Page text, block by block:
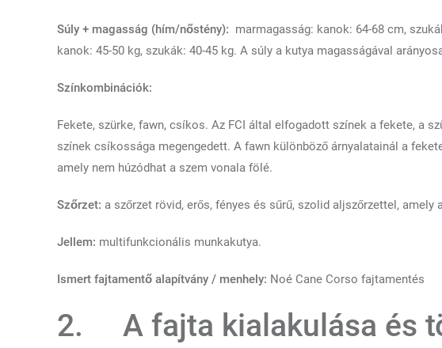
Súly + magasság (hím/nőstény): marmagasság: kanok: 64-68 cm,
kanok: 45-50 kg, szukák: 40-45 kg. A súly a kutya magasságával
Színkombinációk:
Fekete, szürke, fawn, csíkos. Az FCI által elfogadott színek a fekete, a
színek csíkossága megengedett. A fawn különböző árnyalatainál a
amely nem húzódhat a szem vonala fölé.
Szőrzet: a szőrzet rövid, erős, fényes és sűrű, szolid aljszőrzettel, amely
Jellem: multifunkcionális munkakutya.
Ismert fajtamentő alapítvány / menhely: Noé Cane Corso fajtamentés
2. A fajta kialakulása és